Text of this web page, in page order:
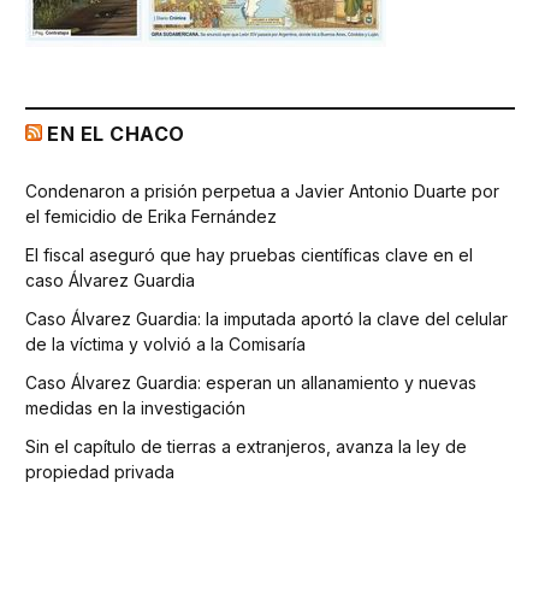
EN EL CHACO
Condenaron a prisión perpetua a Javier Antonio Duarte por
el femicidio de Erika Fernández
El fiscal aseguró que hay pruebas científicas clave en el
caso Álvarez Guardia
Caso Álvarez Guardia: la imputada aportó la clave del celular
de la víctima y volvió a la Comisaría
Caso Álvarez Guardia: esperan un allanamiento y nuevas
medidas en la investigación
Sin el capítulo de tierras a extranjeros, avanza la ley de
propiedad privada